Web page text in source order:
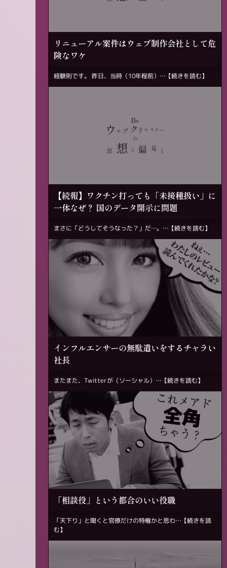
リニューアル案件はウェブ制作会社として危
険なワケ
経験則です。 昨日、当時（10年程前）…【続きを読む】
【続報】ワクチン打っても「未接種扱い」に
一体なぜ？ 国のデータ開示に問題
まさに「どうしてそうなった？」だ…。…【続きを読む】
インフルエンサーの無駄遣いをするチャラい
社長
またまた、Twitterが（ソーシャル）…【続きを読む】
「相談役」という都合のいい役職
「天下り」と聞くと官僚だけの特権かと思わ… 【続きを読
む】